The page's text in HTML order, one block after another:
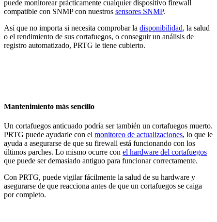
puede monitorear prácticamente cualquier dispositivo firewall
compatible con SNMP con nuestros sensores SNMP.
Así que no importa si necesita comprobar la disponibilidad, la salud
o el rendimiento de sus cortafuegos, o conseguir un análisis de
registro automatizado, PRTG le tiene cubierto.
Mantenimiento más sencillo
Un cortafuegos anticuado podría ser también un cortafuegos muerto.
PRTG puede ayudarle con el monitoreo de actualizaciones, lo que le
ayuda a asegurarse de que su firewall está funcionando con los
últimos parches. Lo mismo ocurre con el hardware del cortafuegos
que puede ser demasiado antiguo para funcionar correctamente.
Con PRTG, puede vigilar fácilmente la salud de su hardware y
asegurarse de que reacciona antes de que un cortafuegos se caiga
por completo.